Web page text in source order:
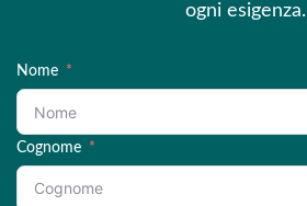
ogni esigenza.
Nome
Cognome